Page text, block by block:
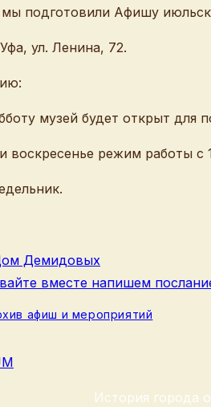
подготовили Афишу
ул. Ленина, 72.
музей будет открыт для
воскресенье режим работы с
Демидовых
вместе напишем
афиш и мероприятий
История города